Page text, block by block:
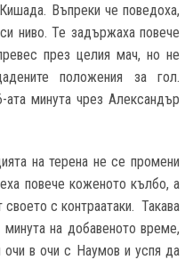
Въпреки че поведоха,
ниво. Те задържаха повече
през целия мач, но не
положения за гол.
ата минута чрез Александър
на терена не се промени
повече коженото кълбо, а
своето с контраатаки. Такава
на добавеното време,
очи в очи с Наумов и успя да